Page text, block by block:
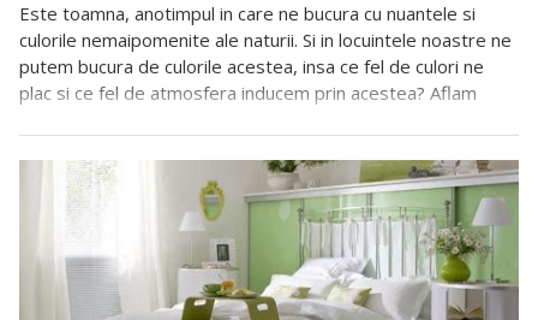
Este toamna, anotimpul in care ne bucura cu nuantele si
culorile nemaipomenite ale naturii. Si in locuintele noastre ne
putem bucura de culorile acestea, insa ce fel de culori ne
plac si ce fel de atmosfera inducem prin acestea? Aflam